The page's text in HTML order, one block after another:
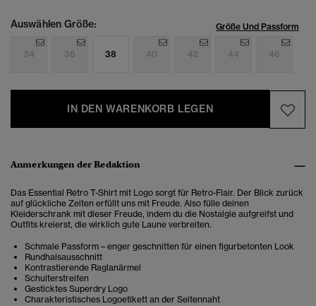
Auswählen Größe: Größe Und Passform
34 36 38 40 42 44 46
IN DEN WARENKORB LEGEN
Anmerkungen der Redaktion
Das Essential Retro T-Shirt mit Logo sorgt für Retro-Flair. Der Blick zurück
auf glückliche Zeiten erfüllt uns mit Freude. Also fülle deinen
Kleiderschrank mit dieser Freude, indem du die Nostalgie aufgreifst und
Outfits kreierst, die wirklich gute Laune verbreiten.
Schmale Passform – enger geschnitten für einen figurbetonten Look
Rundhalsausschnitt
Kontrastierende Raglanärmel
Schulterstreifen
Gesticktes Superdry Logo
Charakteristisches Logoetikett an der Seitennaht